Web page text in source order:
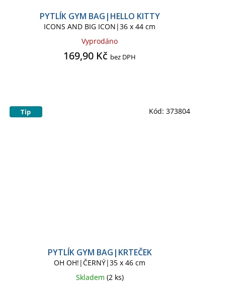
PYTLÍK GYM BAG|HELLO KITTY
ICONS AND BIG ICON|36 x 44 cm
Vyprodáno
169,90 Kč bez DPH
Tip
PYTLÍK GYM BAG|KRTEČEK
OH OH!|ČERNÝ|35 x 46 cm
Skladem (2 ks)
Kód: 373804